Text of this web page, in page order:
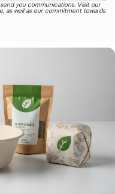
you communications. Visit our
as well as our commitment towards